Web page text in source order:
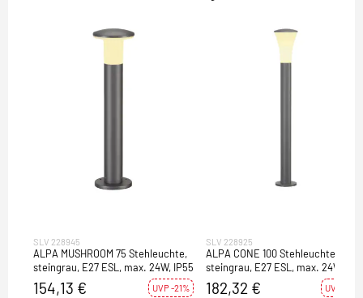
SLV 228945
ALPA MUSHROOM 75 Stehleuchte,
steingrau, E27 ESL, max. 24W, IP55
154,13 € UVP -21%
SLV 228925
ALPA CONE 100 Stehleuchte,
steingrau, E27 ESL, max. 24W,
182,32 € UVP -21%